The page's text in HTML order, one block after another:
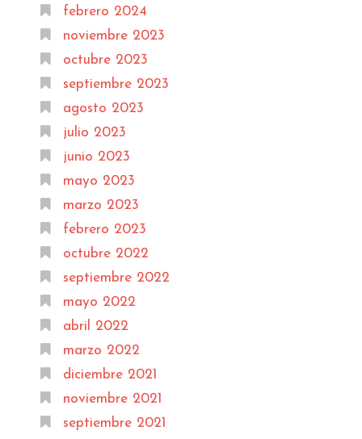
febrero 2024
noviembre 2023
octubre 2023
septiembre 2023
agosto 2023
julio 2023
junio 2023
mayo 2023
marzo 2023
febrero 2023
octubre 2022
septiembre 2022
mayo 2022
abril 2022
marzo 2022
diciembre 2021
noviembre 2021
septiembre 2021